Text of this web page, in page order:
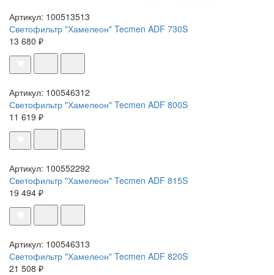
Артикул: 100513513
Светофильтр "Хамелеон" Tecmen ADF 730S
13 680 ₽
Артикул: 100546312
Светофильтр "Хамелеон" Tecmen ADF 800S
11 619 ₽
Артикул: 100552292
Светофильтр "Хамелеон" Tecmen ADF 815S
19 494 ₽
Артикул: 100546313
Светофильтр "Хамелеон" Tecmen ADF 820S
21 508 ₽